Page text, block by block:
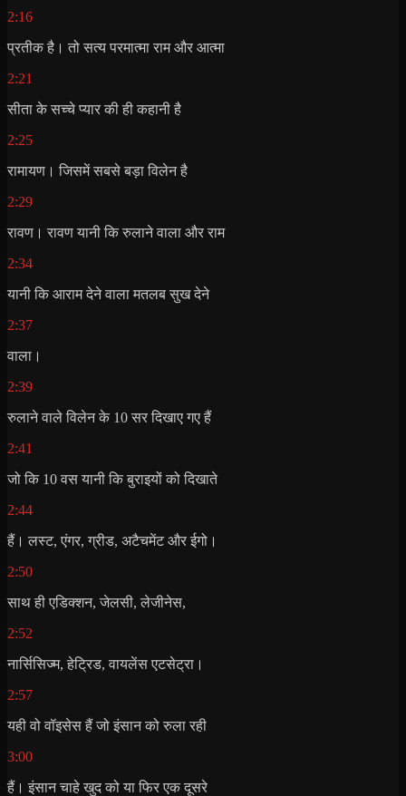
2:16
प्रतीक है। तो सत्य परमात्मा राम और आत्मा
2:21
सीता के सच्चे प्यार की ही कहानी है
2:25
रामायण। जिसमें सबसे बड़ा विलेन है
2:29
रावण। रावण यानी कि रुलाने वाला और राम
2:34
यानी कि आराम देने वाला मतलब सुख देने
2:37
वाला।
2:39
रुलाने वाले विलेन के 10 सर दिखाए गए हैं
2:41
जो कि 10 वस यानी कि बुराइयों को दिखाते
2:44
हैं। लस्ट, एंगर, ग्रीड, अटैचमेंट और ईगो।
2:50
साथ ही एडिक्शन, जेलसी, लेजीनेस,
2:52
नार्सिसिज्म, हेट्रिड, वायलेंस एटसेट्रा।
2:57
यही वो वॉइसेस हैं जो इंसान को रुला रही
3:00
हैं। इंसान चाहे खुद को या फिर एक दूसरे